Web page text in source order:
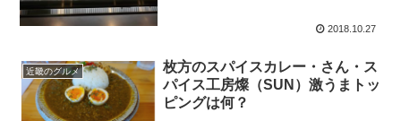
2018.10.27
近畿のグルメ
枚方のスパイスカレー・さん・ス
パイス工房燦（SUN）激うまトッ
ピングは何？